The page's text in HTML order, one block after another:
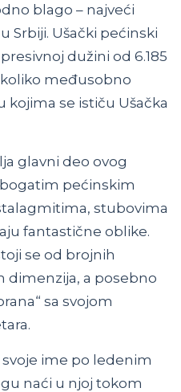
blago – najveći
Srbiji. Ušački pećinski
dužini od 6.185
međusobno
se ističu Ušačka
glavni deo ovog
pećinskim
stubovima
fantastične oblike.
se od brojnih
dimenzija, a posebno
sa svojom
ime po ledenim
naći u njoj tokom